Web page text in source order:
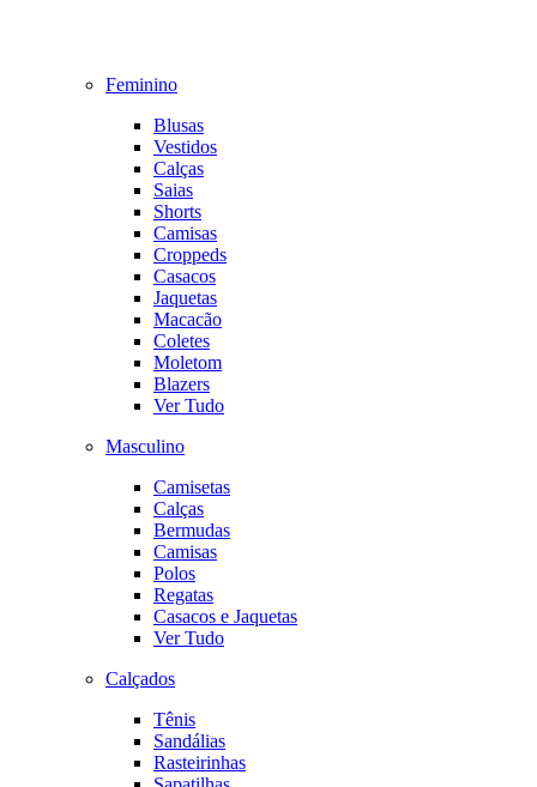
Feminino
Blusas
Vestidos
Calças
Saias
Shorts
Camisas
Croppeds
Casacos
Jaquetas
Macacão
Coletes
Moletom
Blazers
Ver Tudo
Masculino
Camisetas
Calças
Bermudas
Camisas
Polos
Regatas
Casacos e Jaquetas
Ver Tudo
Calçados
Tênis
Sandálias
Rasteirinhas